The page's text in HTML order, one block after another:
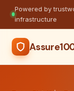
Powered by
infrastructure